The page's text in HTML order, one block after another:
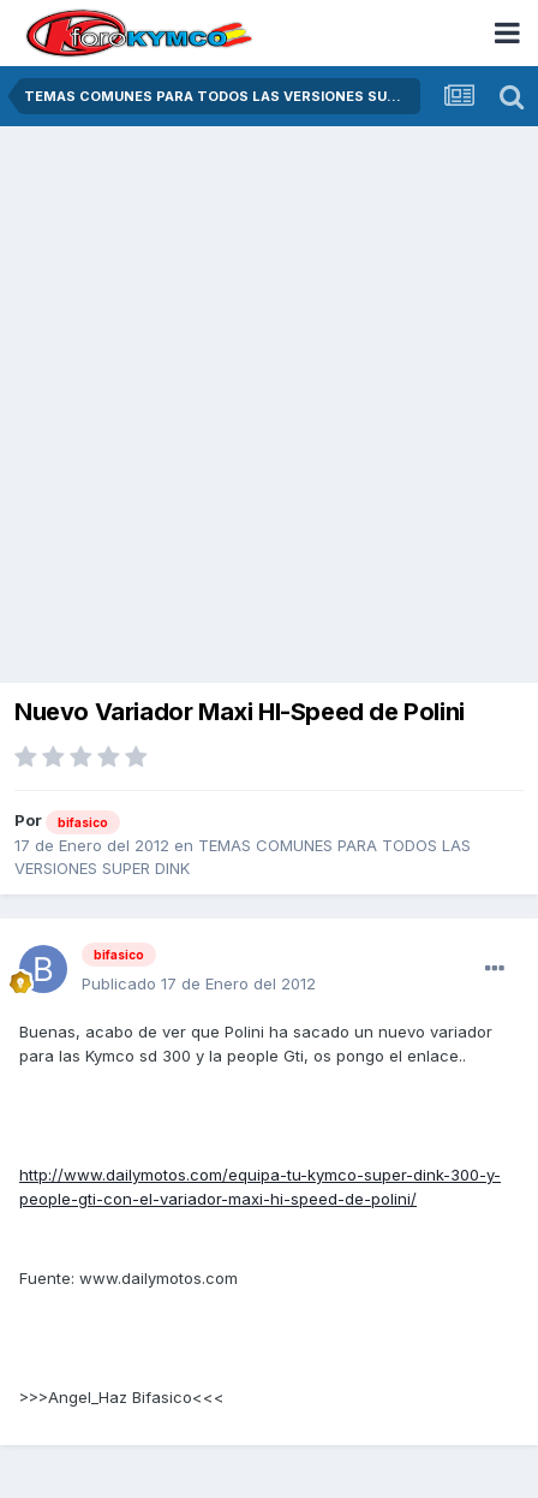
TEMAS COMUNES PARA TODOS LAS VERSIONES SUPER DINK
Nuevo Variador Maxi HI-Speed de Polini
Por bifasico
17 de Enero del 2012 en TEMAS COMUNES PARA TODOS LAS
VERSIONES SUPER DINK
bifasico
Publicado 17 de Enero del 2012
Buenas, acabo de ver que Polini ha sacado un nuevo variador
para las Kymco sd 300 y la people Gti, os pongo el enlace..
http://www.dailymotos.com/equipa-tu-kymco-super-dink-300-y-
people-gti-con-el-variador-maxi-hi-speed-de-polini/
Fuente: www.dailymotos.com
>>>Angel_Haz Bifasico<<<